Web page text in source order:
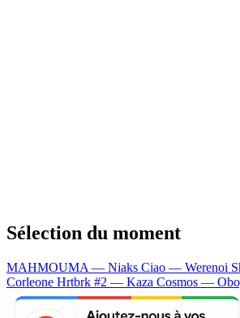
Sélection du moment
MAHMOUMA — Niaks Ciao — Werenoi
Corleone Hrtbrk #2 — Kaza Cosmos —